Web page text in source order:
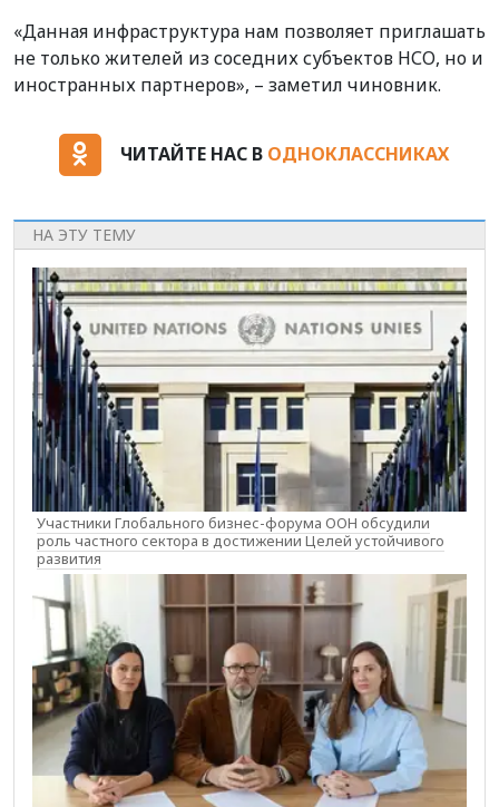
«Данная инфраструктура нам позволяет приглашать
не только жителей из соседних субъектов НСО, но и
иностранных партнеров», – заметил чиновник.
ЧИТАЙТЕ НАС В ОДНОКЛАССНИКАХ
НА ЭТУ ТЕМУ
Участники Глобального бизнес-форума ООН обсудили
роль частного сектора в достижении Целей устойчивого
развития